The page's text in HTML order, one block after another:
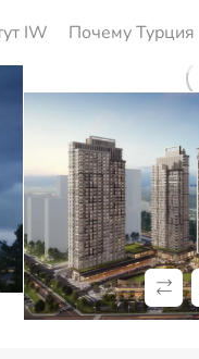
IW Почему Турция